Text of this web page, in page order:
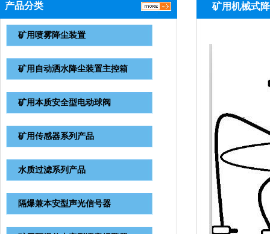
产品分类
矿用喷雾降尘装置
矿用自动洒水降尘装置主控箱
矿用本质安全型电动球阀
矿用传感器系列产品
水质过滤系列产品
隔爆兼本安型声光信号器
矿用机械式